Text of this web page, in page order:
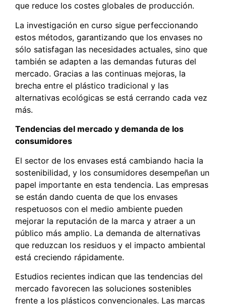
que reduce los costes globales de producción.
La investigación en curso sigue perfeccionando
estos métodos, garantizando que los envases no
sólo satisfagan las necesidades actuales, sino que
también se adapten a las demandas futuras del
mercado. Gracias a las continuas mejoras, la
brecha entre el plástico tradicional y las
alternativas ecológicas se está cerrando cada vez
más.
Tendencias del mercado y demanda de los
consumidores
El sector de los envases está cambiando hacia la
sostenibilidad, y los consumidores desempeñan un
papel importante en esta tendencia. Las empresas
se están dando cuenta de que los envases
respetuosos con el medio ambiente pueden
mejorar la reputación de la marca y atraer a un
público más amplio. La demanda de alternativas
que reduzcan los residuos y el impacto ambiental
está creciendo rápidamente.
Estudios recientes indican que las tendencias del
mercado favorecen las soluciones sostenibles
frente a los plásticos convencionales. Las marcas